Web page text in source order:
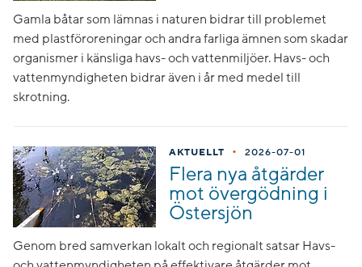
Gamla båtar som lämnas i naturen bidrar till problemet
med plastföroreningar och andra farliga ämnen som skadar
organismer i känsliga havs- och vattenmiljöer. Havs- och
vattenmyndigheten bidrar även i år med medel till
skrotning.
AKTUELLT • 2026-07-01
Flera nya åtgärder
mot övergödning i
Östersjön
Genom bred samverkan lokalt och regionalt satsar Havs-